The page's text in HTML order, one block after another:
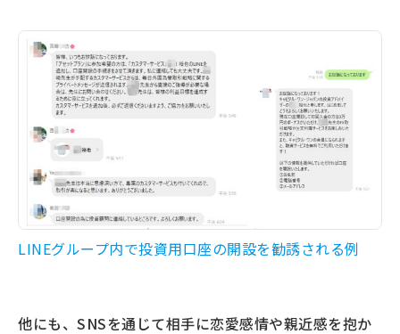
LINEグループ内で投資用口座の開設を勧誘される例
他にも、SNSを通じて相手に恋愛感情や親近感を抱か